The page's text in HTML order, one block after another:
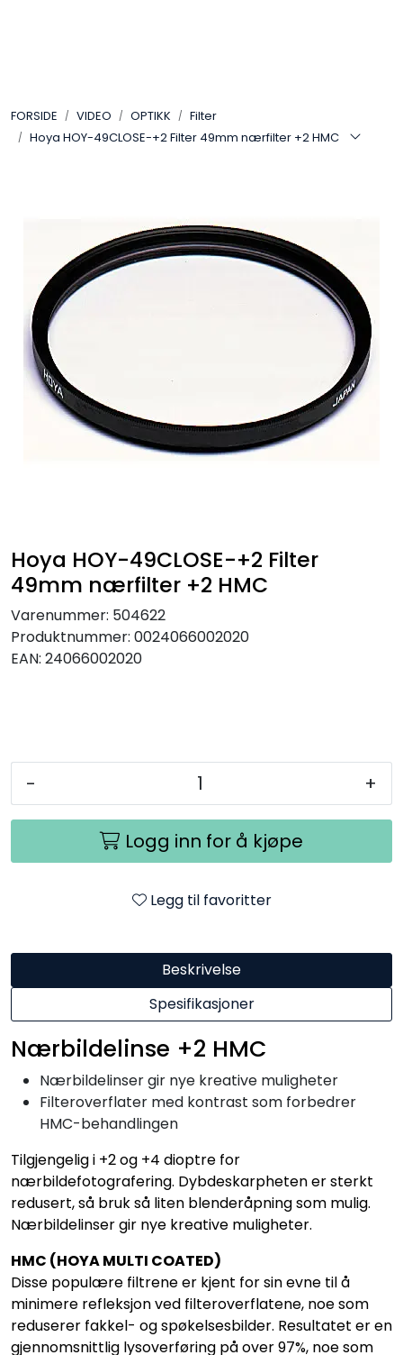
FORSIDE VIDEO OPTIKK
Filter
Hoya HOY-49CLOSE-+2 Filter 49mm nærfilter +2 HMC
Hoya HOY-49CLOSE-+2 Filter
49mm nærfilter +2 HMC
Varenummer: 504622
Produktnummer: 0024066002020
EAN: 24066002020
- +
Logg inn for å kjøpe
Legg til favoritter
Beskrivelse
Spesifikasjoner
Nærbildelinse +2 HMC
Nærbildelinser gir nye kreative muligheter
Filteroverflater med kontrast som forbedrer
HMC-behandlingen
Tilgjengelig i +2 og +4 dioptre for
nærbildefotografering. Dybdeskarpheten er sterkt
redusert, så bruk så liten blenderåpning som mulig.
Nærbildelinser gir nye kreative muligheter.
HMC (HOYA MULTI COATED)
Disse populære filtrene er kjent for sin evne til å
minimere refleksjon ved filteroverflatene, noe som
reduserer fakkel- og spøkelsesbilder. Resultatet er en
gjennomsnittlig lysoverføring på over 97%, noe som
LYD
VAREMERKER
AKTUELT
BRUKT
SAMTALEROM